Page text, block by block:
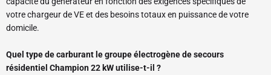
votre chargeur de VE et des besoins totaux en puissance de votre
domicile.
Quel type de carburant le groupe électrogène de secours
résidentiel Champion 22 kW utilise-t-il ?